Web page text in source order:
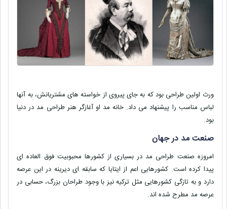
ورث اولین طراحی بود که به جای پیروی از خواسته های مشتریانش، به آنها
لباس مناسب را پیشنهاد می داد. خانه مد او آغازگر هنر طراحی مد در دنیا
بود.
صنعت مد در جهان
امروزه صنعت طراحی مد در بسیاری از کشورها محبوبیت فوق العاده ای
پیدا کرده است. کشورهایی اعم از ایتایا که سابقه ای دیرینه در این عرصه
دارد و به تازگی کشورهایی مثل ترکیه نیز با وجود طراحان بزرگ، حسابی در
عرصه مد مطرح شده اند.